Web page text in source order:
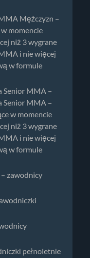
Mężczyzn –
momencie
niż 3 wygrane
i nie więcej
w formule
Senior MMA –
Senior MMA –
w momencie
niż 3 wygrane
i nie więcej
w formule
zawodnicy
pełnoletnie